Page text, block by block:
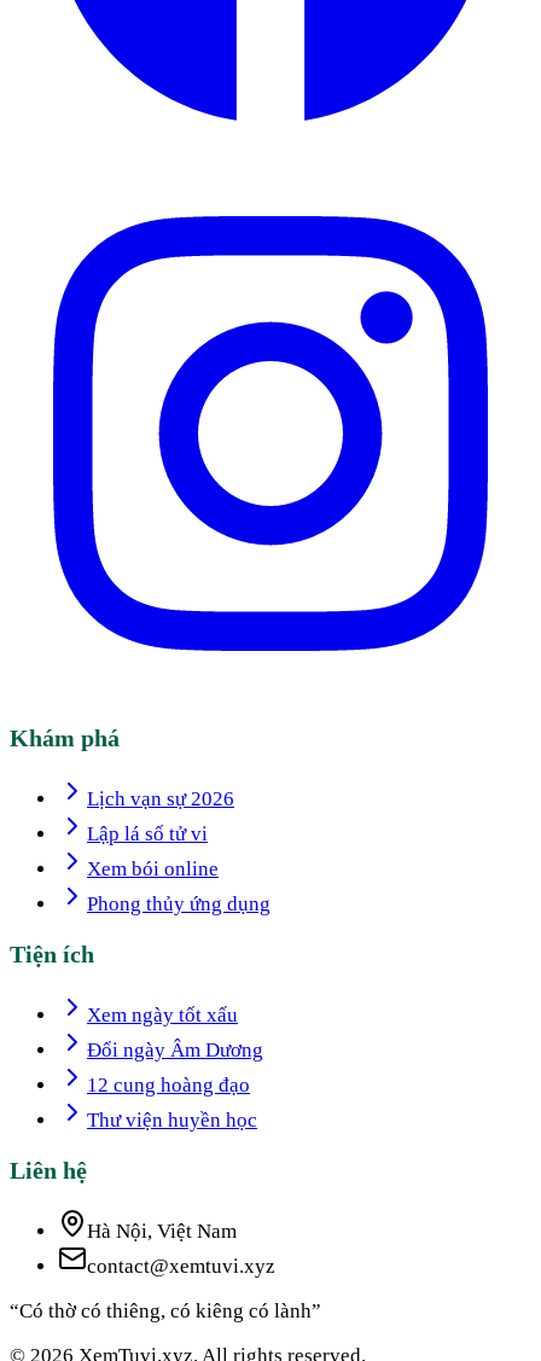
Khám phá
Lịch vạn sự 2026
Lập lá số tử vi
Xem bói online
Phong thủy ứng dụng
Tiện ích
Xem ngày tốt xấu
Đổi ngày Âm Dương
12 cung hoàng đạo
Thư viện huyền học
Liên hệ
Hà Nội, Việt Nam
contact@xemtuvi.xyz
“Có thờ có thiêng, có kiêng có lành”
© 2026 XemTuvi.xyz. All rights reserved.